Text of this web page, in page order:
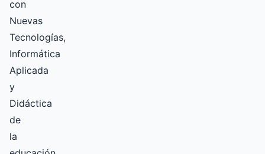
con
Nuevas
Tecnologías,
Informática
Aplicada
y
Didáctica
de
la